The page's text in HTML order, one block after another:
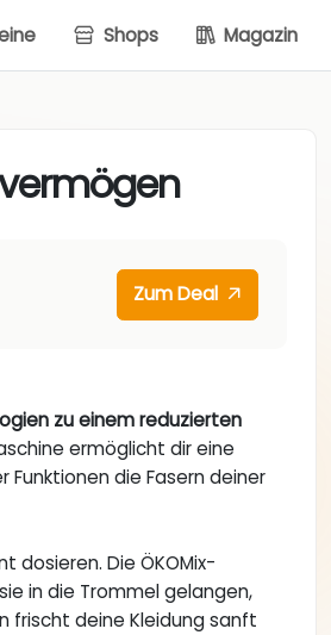
Shops Magazin
Zum Deal
zu einem reduzierten
ermöglicht dir eine
die Fasern deiner
dosieren. Die ÖKOMix-
in die Trommel gelangen,
frischt deine Kleidung sanft